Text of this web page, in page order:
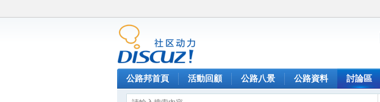
公路邦首頁 活動回顧 公路八景 公路資料 討論區